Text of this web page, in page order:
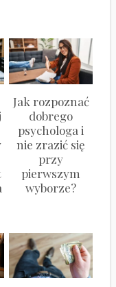
Jak rozpoznać
dobrego
psychologa i
nie zrazić się
przy
pierwszym
wyborze?